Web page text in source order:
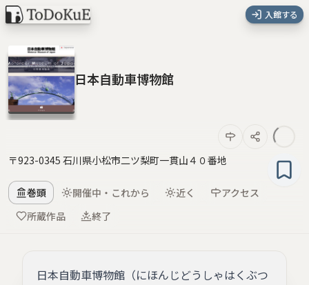
入館する
日本自動車博物館
〒923-0345 石川県小松市二ツ梨町一貫山４０番地
巻頭 開催中・これから 近く
アクセス
所蔵作品
終了
日本自動車博物館（にほんじどうしゃはくぶつ